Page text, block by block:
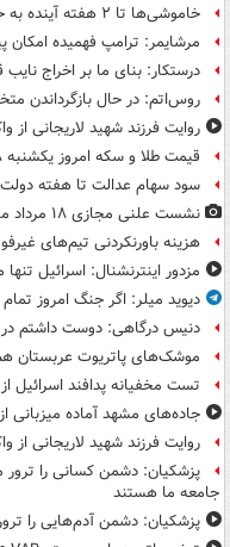
خاموشی‌ها تا ۲ هفته آینده به حداقل می‌رسد
مرشایمر: ترامپ فهمیده امکان
درستکار: بنای ما بر اخراج
روس‌اتم: در حال بازگرداندن
روایت فرزند شهید لاریجانی
قیمت طلا و سکه امروز یکشنبه ۱۸ مرداد ۱۴۰۵
سود سهام عدالت تا هفته
نشست علنی مجازی ۱۸ مرداد ماه مجلس
هزینه باورنکردنی تیم‌های
مزدور اینترنشنال: اسرائیل
دیوید میلر: اگر جنگ امروز
دنیس درگاهی: دوست داشتم در
موشک‌های پاتریوت عربستان
تست مخفیانه پدافند اسرائیل
جاده‌های مشهد آماده میزبانی
روایت فرزند شهید لاریجانی
پزشکیان: دشمن کسانی را
جامعه ما هستند
پزشکیان: دشمن آدم‌هایی را